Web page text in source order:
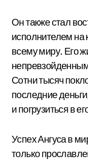
Он также стал
исполнителем на
всему миру. Его
Сотни тысяч
последние
и погрузиться в
Успех Ангуса в
только